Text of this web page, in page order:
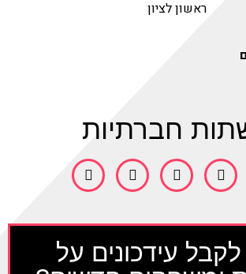
עידכונים על
חברתיות
ראשון לציון